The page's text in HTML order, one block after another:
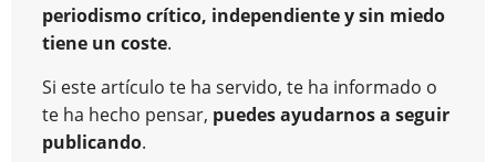
periodismo crítico, independiente y sin miedo
tiene un coste.
Si este artículo te ha servido, te ha informado o
te ha hecho pensar, puedes ayudarnos a seguir
publicando.